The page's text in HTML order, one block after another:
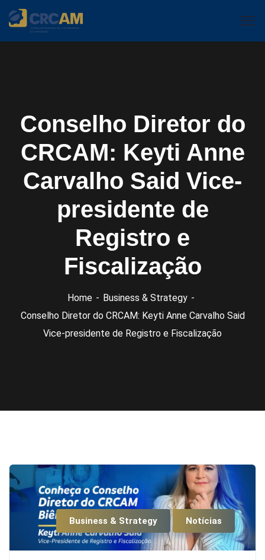
Conselho Diretor do
CRCAM: Keyti Anne
Carvalho Said Vice-
presidente de
Registro e
Fiscalização
Home
Business & Strategy
Conselho Diretor do CRCAM: Keyti Anne Carvalho Said
Vice-presidente de Registro e Fiscalização
Business & Strategy Notícias